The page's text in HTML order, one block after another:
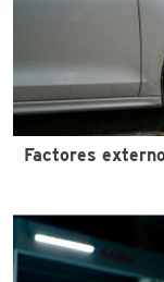
Factores